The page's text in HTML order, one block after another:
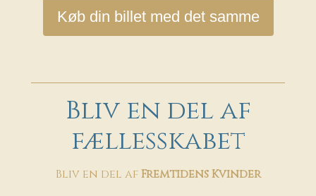
Køb din billet med det samme
Bliv en del af
fællesskabet
Bliv en del afFremtidens Kvinder